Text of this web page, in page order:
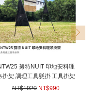
努特NUIT 印地安料理
掛架 調理工具懸掛 工具掛架
野炊 戶外烹飪露營
NT$1920 NT$990
next